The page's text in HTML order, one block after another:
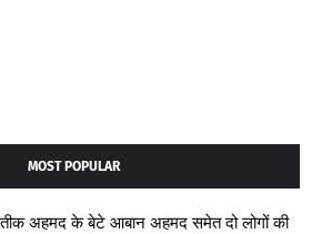
MOST POPULAR
अहमद के बेटे आबान अहमद समेत दो लोगों की